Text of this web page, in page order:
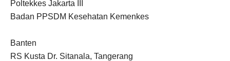
Poltekkes Jakarta III
Badan PPSDM Kesehatan Kemenkes
Banten
RS Kusta Dr. Sitanala, Tangerang